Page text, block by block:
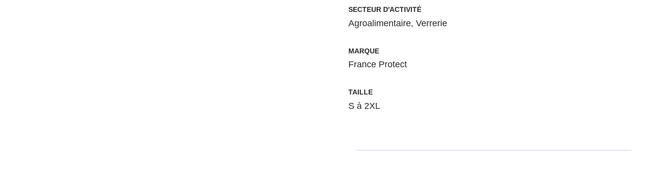
SECTEUR D'ACTIVITÉ
Agroalimentaire, Verrerie
MARQUE
France Protect
TAILLE
S à 2XL